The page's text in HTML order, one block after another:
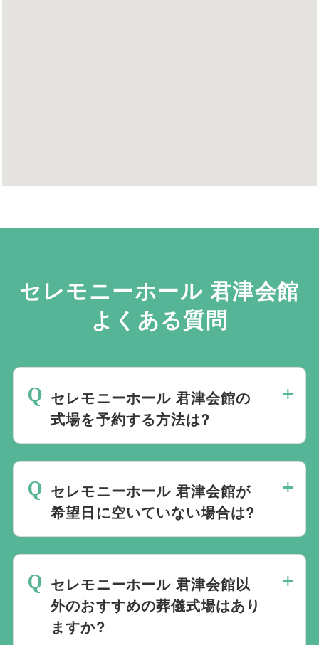
セレモニーホール 君津会館
よくある質問
セレモニーホール 君津会館の
式場を予約する方法は?
ご予約は葬儀社を通じたお手続きが必要で
す。万が一の際は、当社むすびすにご連絡
ください。式場のご予約はもちろん、ご搬
送・ご安置・ご葬儀・葬儀後の各種手続き
まで、すべて一貫してお手伝いいたしま
す。
セレモニーホール 君津会館が
希望日に空いていない場合は?
います。また、1都3県1220式場と提携し
ておりますので、葬儀を検討している地域
周辺の式場を無料でご案内することも可能
セレモニーホール 君津会館以
外のおすすめの葬儀式場はあり
ますか?